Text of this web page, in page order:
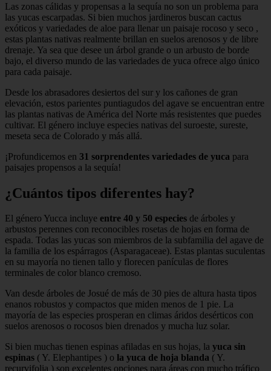
Las zonas cálidas y propensas a la sequía no son un problema para
las yucas escarpadas. Si bien muchos jardineros buscan cactus
exóticos y variedades de aloe para llenar un paisaje rocoso y seco ,
estas plantas nativas realmente brillan en suelos arenosos y de libre
drenaje. Ya sea que desee un árbol grande o un arbusto de borde
bajo, el diverso mundo de las variedades de yuca ofrece algo único
para cada paisaje.
Desde los abrasadores desiertos del sur y los cañones de gran
elevación, estos parientes puntiagudos del agave se encuentran entre
las plantas nativas de América del Norte más resistentes que puedes
cultivar. El género incluye especies nativas del suroeste, sureste,
meseta seca de Colorado y más allá.
¡Profundicemos en 31 sorprendentes variedades de yuca para
paisajes propensos a la sequía!
¿Cuántos tipos diferentes hay?
El género Yucca incluye entre 40 y 50 especies de árboles y
arbustos perennes con reconocibles rosetas de hojas en forma de
espada. Todas las yucas son miembros de la subfamilia del agave de
la familia de los espárragos (Asparagaceae). Estas plantas suculentas
en su mayoría no tienen tallo y florecen panículas de flores
terminales de color blanco cremoso.
Van desde árboles de Josué de más de 30 pies de altura hasta tipos
enanos robustos y compactos que miden menos de 1 pie. La
mayoría de las especies prosperan en climas áridos desérticos con
suelos arenosos o rocosos bien drenados y mucha luz solar.
Si bien muchas tienen espinas afiladas en sus hojas, la yuca sin
espinas ( Y. Elephantipes ) o la yuca de hoja blanda ( Y.
recurvifolia ) son excelentes opciones para áreas con mucho tráfico